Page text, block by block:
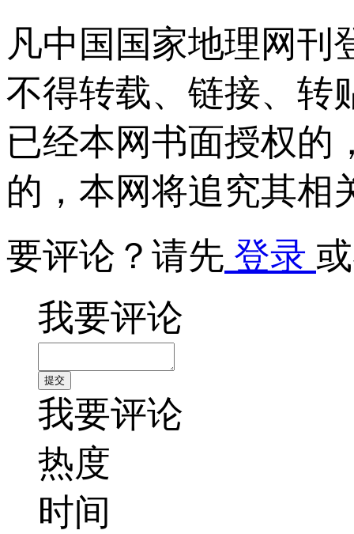
凡中国国家地理网刊
不得转载、链接、转
已经本网书面授权的
的，本网将追究其相
要评论？请先 登录
我要评论
我要评论
热度
时间